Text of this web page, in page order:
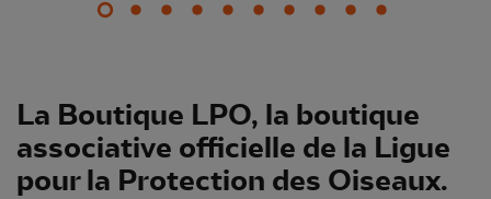
La Boutique LPO, la boutique
associative officielle de la Ligue
pour la Protection des Oiseaux.